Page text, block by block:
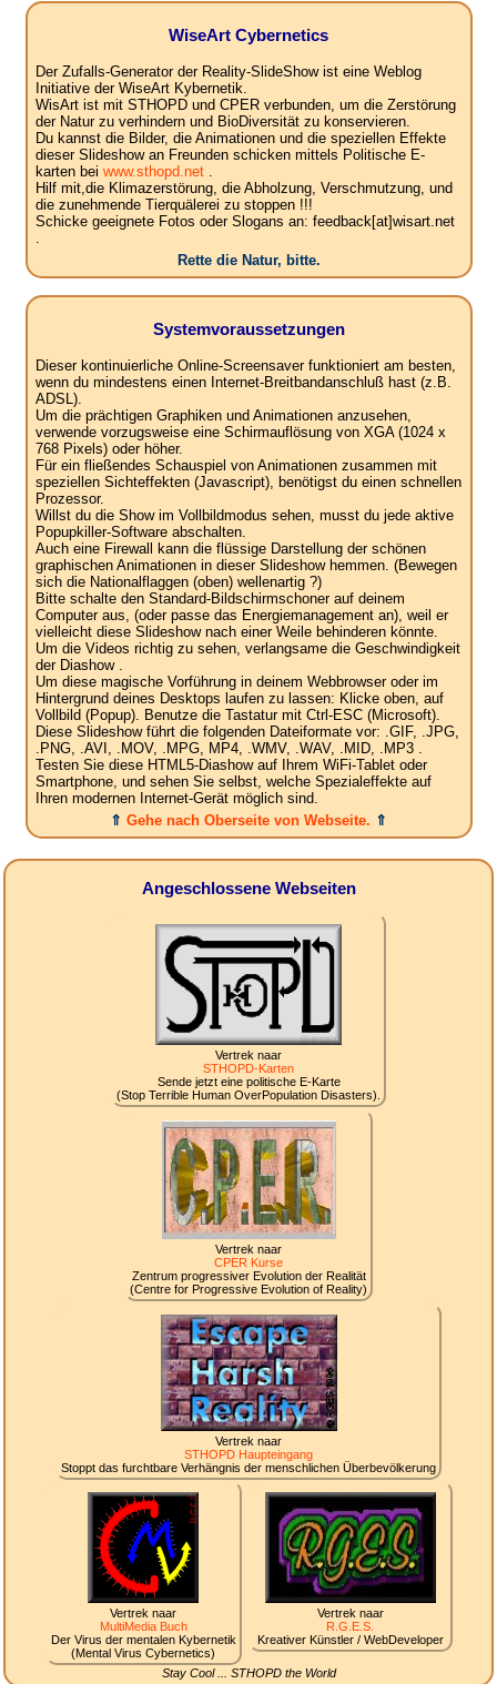
WiseArt Cybernetics
Der Zufalls-Generator der Reality-SlideShow ist eine Weblog
Initiative der WiseArt Kybernetik.
WisArt ist mit STHOPD und CPER verbunden, um die Zerstörung
der Natur zu verhindern und BioDiversität zu konservieren.
Du kannst die Bilder, die Animationen und die speziellen Effekte
dieser Slideshow an Freunden schicken mittels Politische E-
karten bei www.sthopd.net.
Hilf mit,die Klimazerstörung, die Abholzung, Verschmutzung, und
die zunehmende Tierquälerei zu stoppen !!!
Schicke geeignete Fotos oder Slogans an: feedback[at]wisart.net
.
Rette die Natur, bitte.
Systemvoraussetzungen
Dieser kontinuierliche Online-Screensaver funktioniert am besten,
wenn du mindestens einen Internet-Breitbandanschluß hast (z.B.
ADSL).
Um die prächtigen Graphiken und Animationen anzusehen,
verwende vorzugsweise eine Schirmauflösung von XGA (1024 x
768 Pixels) oder höher.
Für ein fließendes Schauspiel von Animationen zusammen mit
speziellen Sichteffekten (Javascript), benötigst du einen schnellen
Prozessor.
Willst du die Show im Vollbildmodus sehen, musst du jede aktive
Popupkiller-Software abschalten.
Auch eine Firewall kann die flüssige Darstellung der schönen
graphischen Animationen in dieser Slideshow hemmen. (Bewegen
sich die Nationalflaggen (oben) wellenartig ?)
Bitte schalte den Standard-Bildschirmschoner auf deinem
Computer aus, (oder passe das Energiemanagement an), weil er
vielleicht diese Slideshow nach einer Weile behinderen könnte.
Um die Videos richtig zu sehen, verlangsame die Geschwindigkeit
der Diashow .
Um diese magische Vorführung in deinem Webbrowser oder im
Hintergrund deines Desktops laufen zu lassen: Klicke oben, auf
Vollbild (Popup). Benutze die Tastatur mit Ctrl-ESC (Microsoft).
Diese Slideshow führt die folgenden Dateiformate vor: .GIF, .JPG,
.PNG, .AVI, .MOV, .MPG, MP4, .WMV, .WAV, .MID, .MP3 .
Testen Sie diese HTML5-Diashow auf Ihrem WiFi-Tablet oder
Smartphone, und sehen Sie selbst, welche Spezialeffekte auf
Ihren modernen Internet-Gerät möglich sind.
⇑ Gehe nach Oberseite von Webseite. ⇑
Angeschlossene Webseiten
Vertrek naar
STHOPD-Karten
Sende jetzt eine politische E-Karte
(Stop Terrible Human OverPopulation Disasters).
Vertrek naar
CPER Kurse
Zentrum progressiver Evolution der Realität
(Centre for Progressive Evolution of Reality)
Vertrek naar
STHOPD Haupteingang
Stoppt das furchtbare Verhängnis der menschlichen Überbevölkerung
Vertrek naar
MultiMedia Buch
Der Virus der mentalen Kybernetik
(Mental Virus Cybernetics)
Vertrek naar
R.G.E.S.
Kreativer Künstler / WebDeveloper
Stay Cool ... STHOPD the World